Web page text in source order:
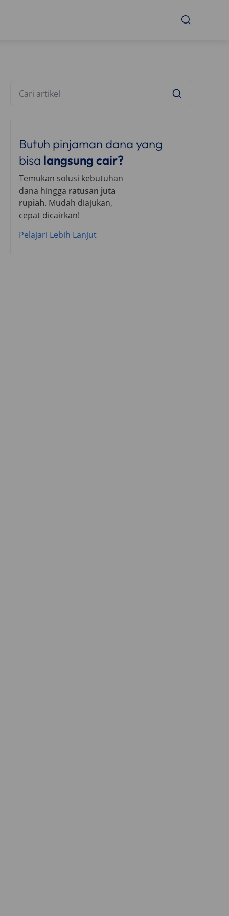
Butuh pinjaman dana yang
bisa langsung cair?
Temukan solusi kebutuhan
dana hingga ratusan juta
rupiah. Mudah diajukan,
cepat dicairkan!
Pelajari Lebih Lanjut